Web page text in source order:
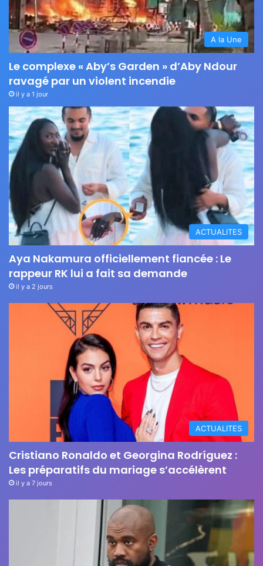
A la Une
Le complexe « Aby’s Garden » d’Aby Ndour
ravagé par un violent incendie
il y a 1 jour
ACTUALITES
Aya Nakamura officiellement fiancée : Le
rappeur RK lui a fait sa demande
il y a 2 jours
ACTUALITES
Cristiano Ronaldo et Georgina Rodríguez :
Les préparatifs du mariage s’accélèrent
il y a 7 jours